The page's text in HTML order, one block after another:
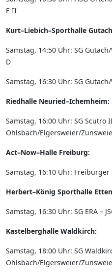
E II
Kurt–Liebich–Sporthalle
Samstag, 14:50 Uhr: SG
D
Samstag, 16:30 Uhr: SG
Riedhalle Neuried–Ichemheim:
Samstag, 16:00 Uhr: SG Scutro
Ohlsbach/Elgersweier/
Act–Now–Halle Freiburg:
Samstag, 16:10 Uhr: Freiburger
Herbert–König Sporthalle
Samstag, 16:30 Uhr: SG ERA –
Kastelberghalle Waldkirch:
Samstag, 18:00 Uhr: SG
Ohlsbach/Elgersweier/